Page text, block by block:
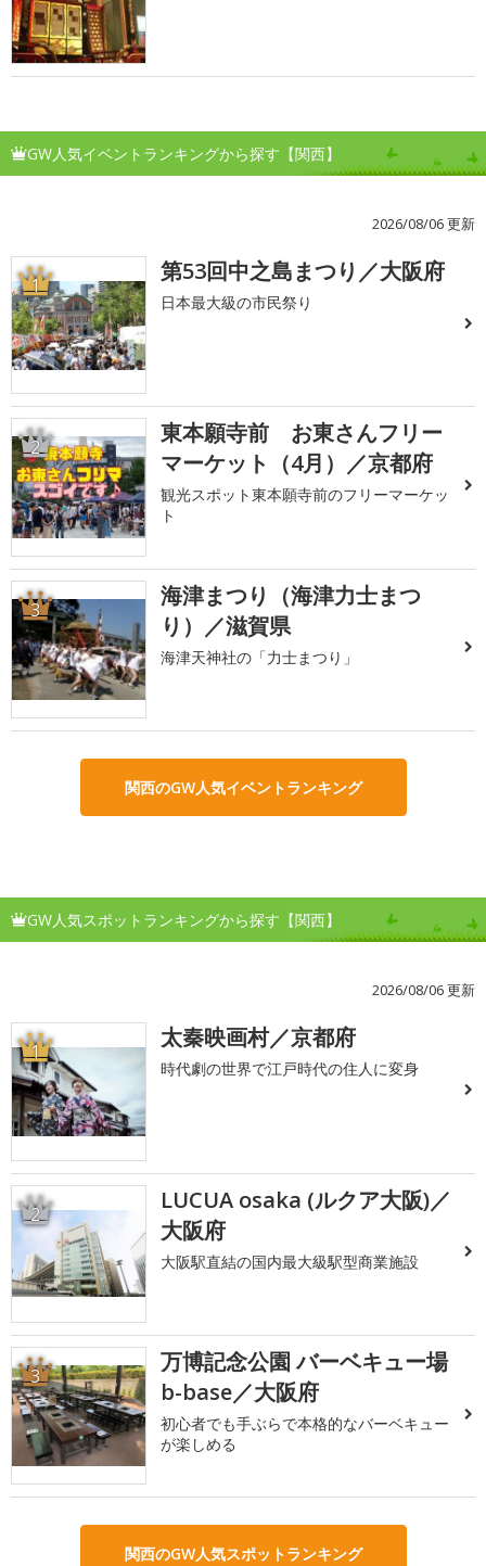
GW人気イベントランキングから探す【関西】
2026/08/06 更新
1 第53回中之島まつり／大阪府
日本最大級の市民祭り
2
東本願寺前 お東さんフリー
マーケット（4月）／京都府
観光スポット東本願寺前のフリーマーケッ
ト
3
海津まつり（海津力士まつ
り）／滋賀県
海津天神社の「力士まつり」
関西のGW人気イベントランキング
GW人気スポットランキングから探す【関西】
2026/08/06 更新
1 太秦映画村／京都府
時代劇の世界で江戸時代の住人に変身
2
LUCUA osaka (ルクア大阪)／
大阪府
大阪駅直結の国内最大級駅型商業施設
3
万博記念公園 バーベキュー場
b-base／大阪府
初心者でも手ぶらで本格的なバーベキュー
が楽しめる
関西のGW人気スポットランキング